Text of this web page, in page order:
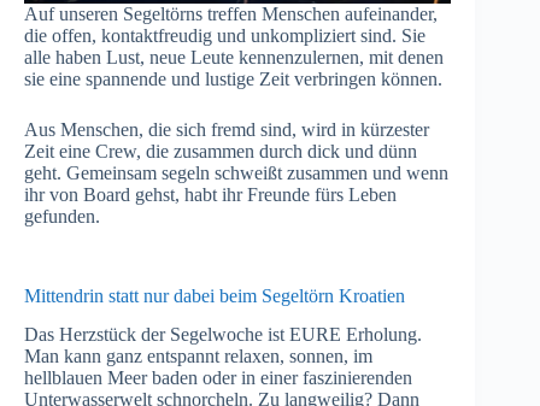
Auf unseren Segeltörns treffen Menschen aufeinander,
die offen, kontaktfreudig und unkompliziert sind. Sie
alle haben Lust, neue Leute kennenzulernen, mit denen
sie eine spannende und lustige Zeit verbringen können.
Aus Menschen, die sich fremd sind, wird in kürzester
Zeit eine Crew, die zusammen durch dick und dünn
geht. Gemeinsam segeln schweißt zusammen und wenn
ihr von Board gehst, habt ihr Freunde fürs Leben
gefunden.
Mittendrin statt nur dabei beim Segeltörn Kroatien
Das Herzstück der Segelwoche ist EURE Erholung.
Man kann ganz entspannt relaxen, sonnen, im
hellblauen Meer baden oder in einer faszinierenden
Unterwasserwelt schnorcheln. Zu langweilig? Dann